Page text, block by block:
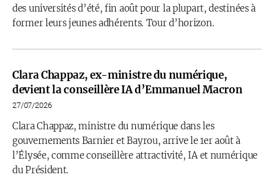
des universités d’été, fin août pour la plupart, destinées à
former leurs jeunes adhérents. Tour d’horizon.
Clara Chappaz, ex-ministre du numérique,
devient la conseillère IA d’Emmanuel Macron
27/07/2026
Clara Chappaz, ministre du numérique dans les
gouvernements Barnier et Bayrou, arrive le 1er août à
l’Élysée, comme conseillère attractivité, IA et numérique
du Président.